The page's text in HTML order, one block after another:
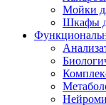
Мойки
Шкафы